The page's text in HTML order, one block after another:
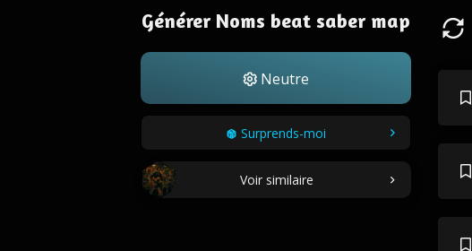
Générer Noms beat saber map
Neutre
Surprends-moi
Voir similaire